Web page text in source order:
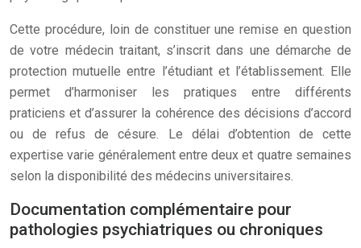
Cette procédure, loin de constituer une remise en question
de votre médecin traitant, s’inscrit dans une démarche de
protection mutuelle entre l’étudiant et l’établissement. Elle
permet d’harmoniser les pratiques entre différents
praticiens et d’assurer la cohérence des décisions d’accord
ou de refus de césure. Le délai d’obtention de cette
expertise varie généralement entre deux et quatre semaines
selon la disponibilité des médecins universitaires.
Documentation complémentaire pour
pathologies psychiatriques ou chroniques